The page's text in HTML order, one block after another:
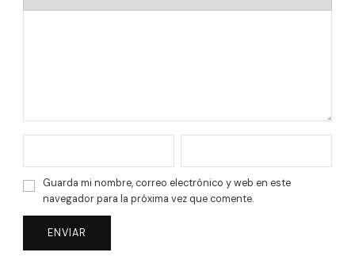
Guarda mi nombre, correo electrónico y web en este
navegador para la próxima vez que comente.